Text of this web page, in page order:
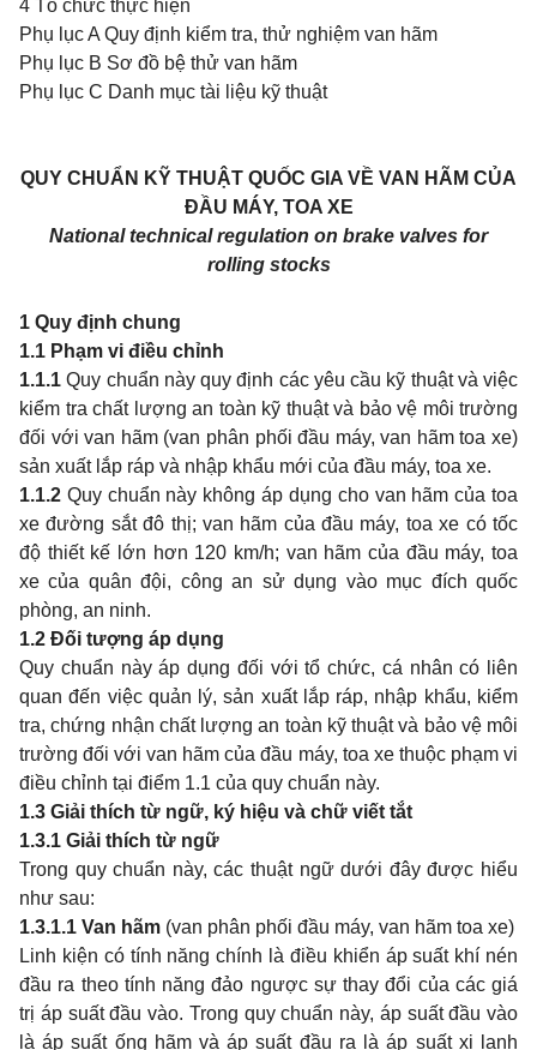
4 Tổ chức thực hiện
Phụ lục A Quy định kiểm tra, thử nghiệm van hãm
Phụ lục B Sơ đồ bệ thử van hãm
Phụ lục C Danh mục tài liệu kỹ thuật
QUY CHUẨN KỸ THUẬT QUỐC GIA VỀ VAN HÃM CỦA
ĐẦU MÁY, TOA XE
National technical regulation on brake valves for
rolling stocks
1 Quy định chung
1.1 Phạm vi điều chỉnh
1.1.1 Quy chuẩn này quy định các yêu cầu kỹ thuật và việc
kiểm tra chất lượng an toàn kỹ thuật và bảo vệ môi trường
đối với van hãm (van phân phối đầu máy, van hãm toa xe)
sản xuất lắp ráp và nhập khẩu mới của đầu máy, toa xe.
1.1.2 Quy chuẩn này không áp dụng cho van hãm của toa
xe đường sắt đô thị; van hãm của đầu máy, toa xe có tốc
độ thiết kế lớn hơn 120 km/h; van hãm của đầu máy, toa
xe của quân đội, công an sử dụng vào mục đích quốc
phòng, an ninh.
1.2 Đối tượng áp dụng
Quy chuẩn này áp dụng đối với tổ chức, cá nhân có liên
quan đến việc quản lý, sản xuất lắp ráp, nhập khẩu, kiểm
tra, chứng nhận chất lượng an toàn kỹ thuật và bảo vệ môi
trường đối với van hãm của đầu máy, toa xe thuộc phạm vi
điều chỉnh tại điểm 1.1 của quy chuẩn này.
1.3 Giải thích từ ngữ, ký hiệu và chữ viết tắt
1.3.1 Giải thích từ ngữ
Trong quy chuẩn này, các thuật ngữ dưới đây được hiểu
như sau:
1.3.1.1 Van hãm (van phân phối đầu máy, van hãm toa xe)
Linh kiện có tính năng chính là điều khiển áp suất khí nén
đầu ra theo tính năng đảo ngược sự thay đổi của các giá
trị áp suất đầu vào. Trong quy chuẩn này, áp suất đầu vào
là áp suất ống hãm và áp suất đầu ra là áp suất xi lanh